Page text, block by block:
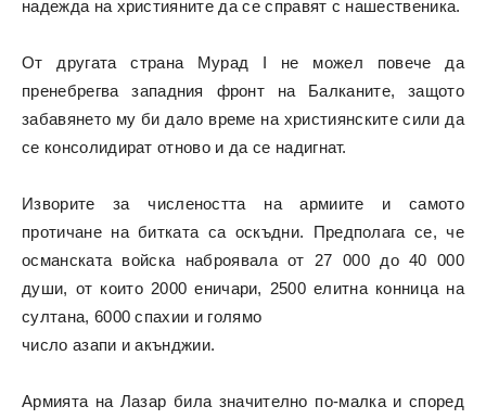
надежда на християните да се справят с нашественика.
От другата страна Мурад I не можел повече да
пренебрегва западния фронт на Балканите, защото
забавянето му би дало време на християнските сили да
се консолидират отново и да се надигнат.
Изворите за числеността на армиите и самото
протичане на битката са оскъдни. Предполага се, че
османската войска наброявала от 27 000 до 40 000
души, от които 2000 еничари, 2500 елитна конница на
султана, 6000 спахии и голямо
число азапи и акънджии.
Армията на Лазар била значително по-малка и според